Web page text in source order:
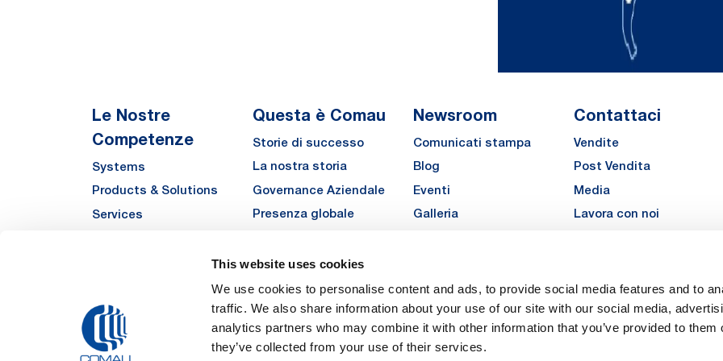
This website uses cookies
We use cookies to personalise content and ads, to provide social media features and to
traffic. We also share information about your use of our site with our social media,
analytics partners who may combine it with other information that you’ve provided to them
they’ve collected from your use of their services.
Le Nostre
Competenze
Systems
Products & Solutions
Services
Questa è Comau
Storie di successo
La nostra storia
Governance Aziendale
Presenza globale
Sostenibilità
Fornitori
Funded Projects
Carriere
Newsroom
Comunicati stampa
Blog
Eventi
Galleria
Contattaci
Vendite
Post Vendita
Media
Lavora con noi
LinkedIn